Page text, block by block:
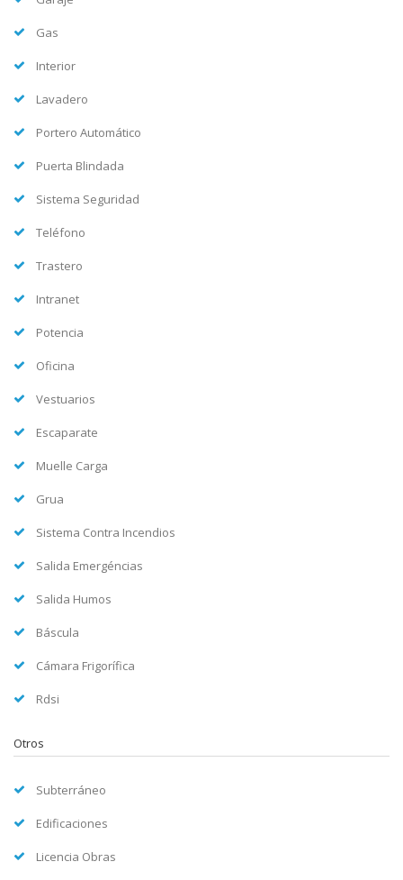
Gas
Interior
Lavadero
Portero Automático
Puerta Blindada
Sistema Seguridad
Teléfono
Trastero
Intranet
Potencia
Oficina
Vestuarios
Escaparate
Muelle Carga
Grua
Sistema Contra Incendios
Salida Emergéncias
Salida Humos
Báscula
Cámara Frigorífica
Rdsi
Otros
Subterráneo
Edificaciones
Licencia Obras